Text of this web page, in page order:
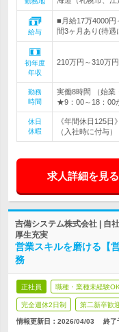
給与
■月給17万4000
間3ヶ月あり(待遇
初年度
年収
210万円～310万円
勤務
時間
実働8時間 （始業
★9：00～18：00
休日
休暇
《年間休日125
（入社時に付与
求人詳細を見る
吉備システム株式会社 | 自
厚生充実
営業スキルを磨ける【
務
正社員 職種・業種未経験OK
完全週休2日制 第二新卒歓
情報更新日：2026/04/03 終了